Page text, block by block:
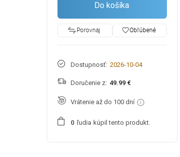
Do košíka
Porovnaj favorite_borderObľúbené
Dostupnosť: 2026-10-04
Doručenie z: 49.99 €
Vrátenie až do 100 dní
0 ľudia kúpil tento produkt.